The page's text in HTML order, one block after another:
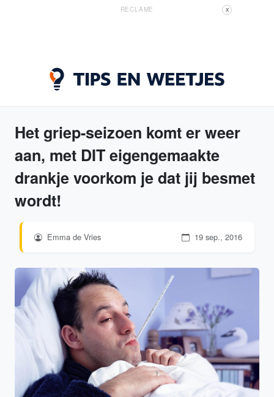
RECLAME X
Het griep-seizoen komt er weer
aan, met DIT eigengemaakte
drankje voorkom je dat jij besmet
wordt!
Emma de Vries 19 sep., 2016